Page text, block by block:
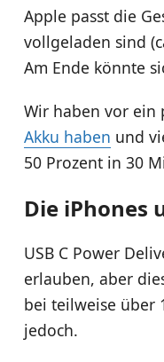
Apple passt die
vollgeladen sind
Am Ende könnte
Wir haben vor ein
Akku haben und
50 Prozent in 30
Die iPhones
USB C Power
erlauben, aber
bei teilweise über
jedoch.